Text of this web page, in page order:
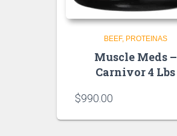
BEEF PROTEINAS
Muscle Meds –
Carnivor 4 Lbs
$990.00